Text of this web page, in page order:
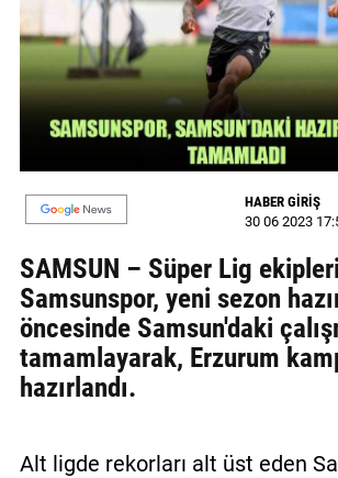
SİYASET
EĞİTİM
GALERİ
VİDEO
YAZARLAR
BİZE
ULAŞIN
Künye
İletişim
Sözleşmesi
HABER GİRİŞ
30 06 2023
SAMSUN – Süper Lig
Samsunspor, yeni sezon
öncesinde Samsun'daki
tamamlayarak, Erzurum
hazırlandı.
Alt ligde rekorları alt üst eden